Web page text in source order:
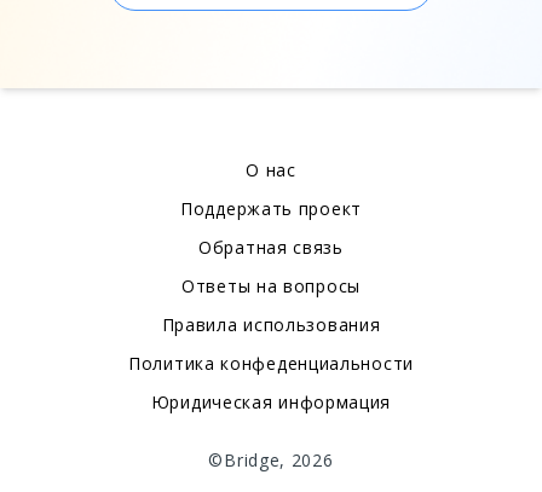
О нас
Поддержать проект
Обратная связь
Ответы на вопросы
Правила использования
Политика конфеденциальности
Юридическая информация
©Bridge, 2026